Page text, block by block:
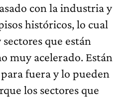
con la industria y
históricos, lo cual
que están
muy acelerado. Están
fuera y lo pueden
los sectores que